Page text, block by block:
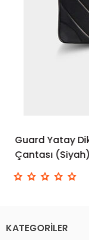
Guard Yatay
Çantası (Siyah)
KATEGORILER